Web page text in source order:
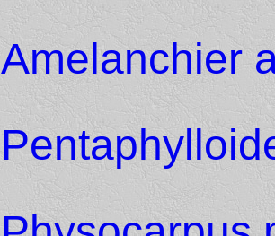
Amelanchier